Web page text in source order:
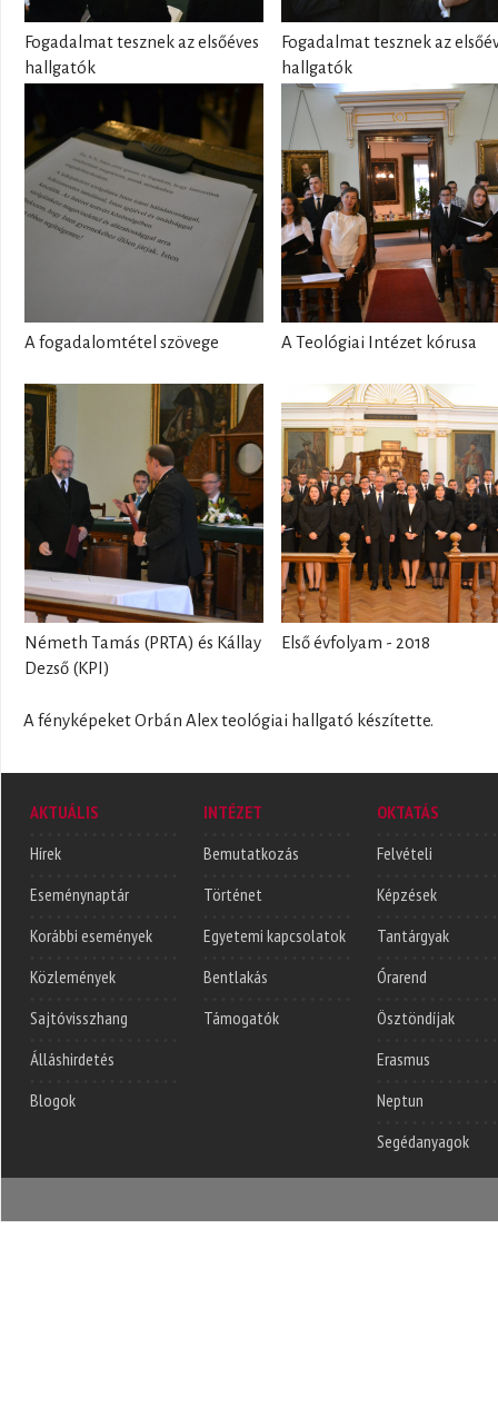
Fogadalmat tesznek az elsőéves
hallgatók
Fogadalmat tesznek az
hallgatók
A fogadalomtétel szövege A Teológiai Intézet kórusa
Németh Tamás (PRTA) és Kállay
Dezső (KPI)
Első évfolyam - 2018
A fényképeket Orbán Alex teológiai hallgató készítette.
AKTUÁLIS
Hírek
Eseménynaptár
Korábbi események
Közlemények
Sajtóvisszhang
Álláshirdetés
Blogok
INTÉZET
Bemutatkozás
Történet
Egyetemi kapcsolatok
Bentlakás
Támogatók
OKTATÁS
Felvételi
Képzések
Tantárgyak
Órarend
Ösztöndíjak
Erasmus
Neptun
Segédanyagok